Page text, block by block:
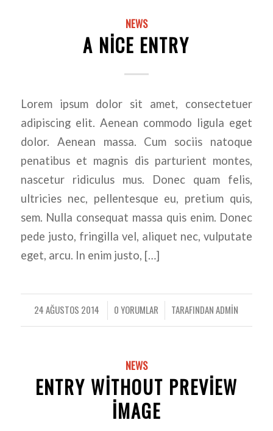
NEWS
A NICE ENTRY
Lorem ipsum dolor sit amet, consectetuer
adipiscing elit. Aenean commodo ligula eget
dolor. Aenean massa. Cum sociis natoque
penatibus et magnis dis parturient montes,
nascetur ridiculus mus. Donec quam felis,
ultricies nec, pellentesque eu, pretium quis,
sem. Nulla consequat massa quis enim. Donec
pede justo, fringilla vel, aliquet nec, vulputate
eget, arcu. In enim justo, […]
24 AĞUSTOS 2014
/ 0 YORUMLAR
/ TARAFINDANADMIN
NEWS
ENTRY WITHOUT PREVIEW
IMAGE